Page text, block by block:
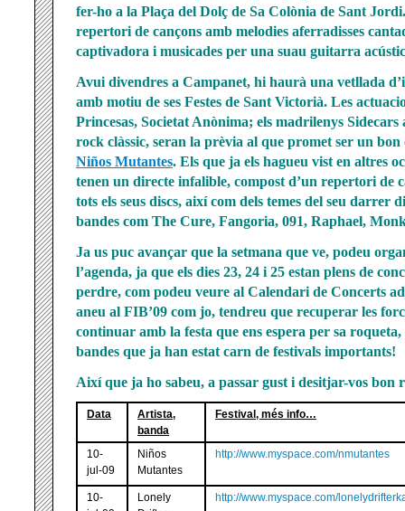
fer-ho a la Plaça del Dolç de Sa Colònia de Sant
repertori de cançons amb melodies aferradisses
captivadora i musicades per una suau guitarra
Avui divendres a Campanet, hi haurà una vetllada
amb motiu de ses Festes de Sant Victorià. Les
Princesas, Societat Anònima; els madrilenys Sidecars
rock clàssic, seran la prèvia al que promet ser un
Niños Mutantes. Els que ja els hagueu vist en altres
tenen un directe infalible, compost d’un repertori de
tots els seus discs, així com dels temes del seu darrer
bandes com The Cure, Fangoria, 091, Raphael,
Ja us puc avançar que la setmana que ve, podeu
l’agenda, ja que els dies 23, 24 i 25 estan plens de
perdre, com podeu veure al Calendari de Concerts
aneu al FIB’09 com jo, tendreu que recuperar les
continuar amb la festa que ens espera per sa
bandes que ja han estat carn de festivals importants!
Així que ja ho sabeu, a passar gust i desitjar-vos bon
Data
Artista,
banda
Festival, més info…
10-
jul-09
Niños
Mutantes
http://www.myspace.com/nmutantes
10-
Lonely
http://www.myspace.com/